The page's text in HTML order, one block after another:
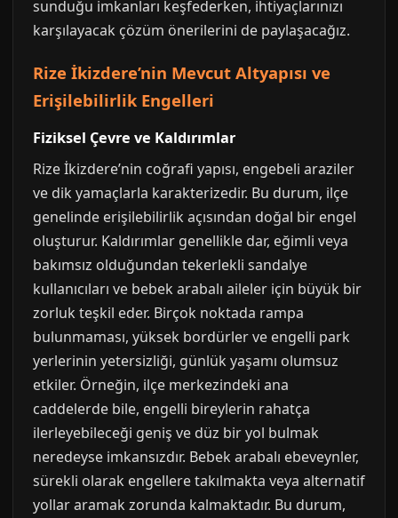
sunduğu imkanları keşfederken, ihtiyaçlarınızı
karşılayacak çözüm önerilerini de paylaşacağız.
Rize İkizdere’nin Mevcut Altyapısı ve
Erişilebilirlik Engelleri
Fiziksel Çevre ve Kaldırımlar
Rize İkizdere’nin coğrafi yapısı, engebeli araziler
ve dik yamaçlarla karakterizedir. Bu durum, ilçe
genelinde erişilebilirlik açısından doğal bir engel
oluşturur. Kaldırımlar genellikle dar, eğimli veya
bakımsız olduğundan tekerlekli sandalye
kullanıcıları ve bebek arabalı aileler için büyük bir
zorluk teşkil eder. Birçok noktada rampa
bulunmaması, yüksek bordürler ve engelli park
yerlerinin yetersizliği, günlük yaşamı olumsuz
etkiler. Örneğin, ilçe merkezindeki ana
caddelerde bile, engelli bireylerin rahatça
ilerleyebileceği geniş ve düz bir yol bulmak
neredeyse imkansızdır. Bebek arabalı ebeveynler,
sürekli olarak engellere takılmakta veya alternatif
yollar aramak zorunda kalmaktadır. Bu durum,